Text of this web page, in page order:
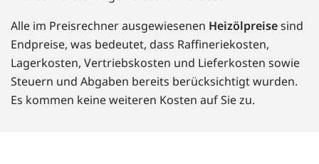
Alle im Preisrechner ausgewiesenen Heizölpreisesind
Endpreise, was bedeutet, dass Raffineriekosten,
Lagerkosten, Vertriebskosten und Lieferkosten sowie
Steuern und Abgaben bereits berücksichtigt wurden.
Es kommen keine weiteren Kosten auf Sie zu.